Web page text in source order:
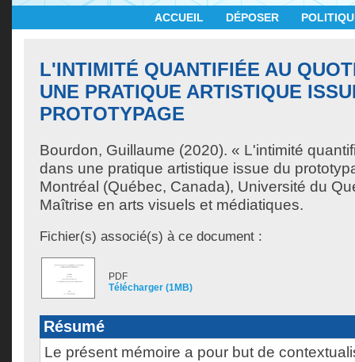
ACCUEIL DÉPOSER
L'INTIMITÉ QUANTIFIÉE AU
UNE PRATIQUE ARTISTIQUE
PROTOTYPAGE
Bourdon, Guillaume (2020). « L'intimité
dans une pratique artistique issue du
Montréal (Québec, Canada), Université du
Maîtrise en arts visuels et médiatiques.
Fichier(s) associé(s) à ce document :
PDF
Télécharger (1MB)
Résumé
Le présent mémoire a pour but de